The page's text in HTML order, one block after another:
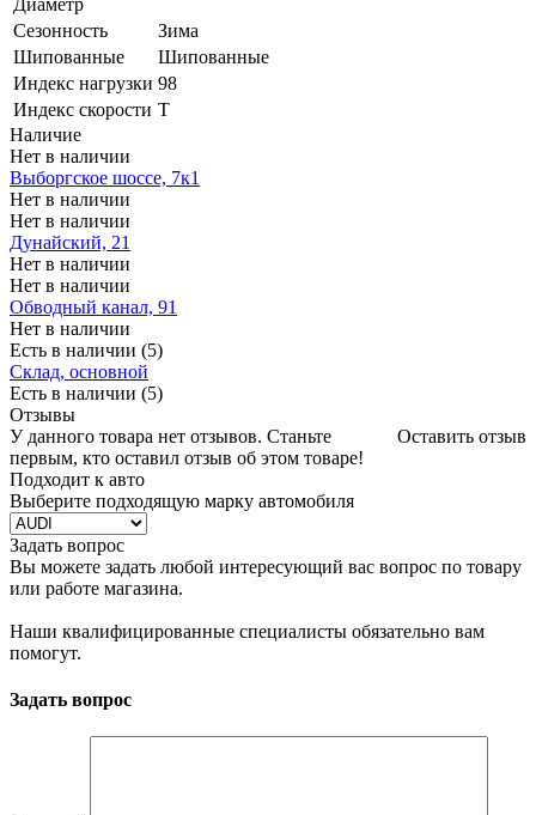
Сезонность
Зима
Шипованные
Шипованные
Индекс нагрузки 98
Индекс скорости T
Наличие
Нет в наличии
Выборгское шоссе, 7к1
Нет в наличии
Нет в наличии
Дунайский, 21
Нет в наличии
Нет в наличии
Обводный канал, 91
Нет в наличии
Есть в наличии (5)
Склад, основной
Есть в наличии (5)
Отзывы
Оставить отзыв
У данного товара нет отзывов. Станьте
первым, кто оставил отзыв об этом товаре!
Подходит к авто
Выберите подходящую марку автомобиля
Задать вопрос
Вы можете задать любой интересующий вас вопрос по товару
или работе магазина.
Наши квалифицированные специалисты обязательно вам
помогут.
Задать вопрос